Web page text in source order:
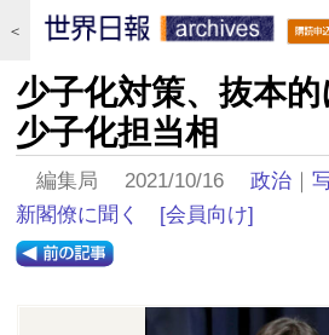
＜
少子化対策、抜本
少子化担当相
編集局 2021/10/16政治 ｜
新閣僚に聞く
[会員向け]